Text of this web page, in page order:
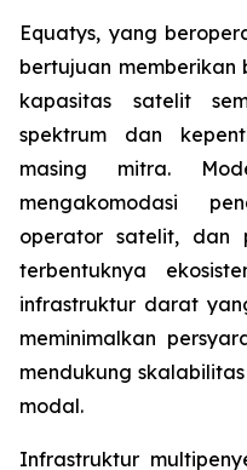
Equatys, yang
bertujuan
kapasitas satelit
spektrum dan
masing mitra.
mengakomodasi
operator satelit, dan
terbentuknya
infrastruktur darat
meminimalkan
mendukung
modal.
Infrastruktur